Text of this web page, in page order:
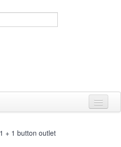
+ 1 button outlet